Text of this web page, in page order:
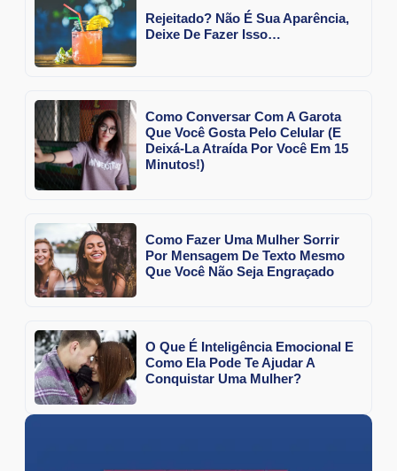
Rejeitado? Não É Sua Aparência,
Deixe De Fazer Isso…
Como Conversar Com A Garota
Que Você Gosta Pelo Celular (E
Deixá-La Atraída Por Você Em 15
Minutos!)
Como Fazer Uma Mulher Sorrir
Por Mensagem De Texto Mesmo
Que Você Não Seja Engraçado
O Que É Inteligência Emocional E
Como Ela Pode Te Ajudar A
Conquistar Uma Mulher?